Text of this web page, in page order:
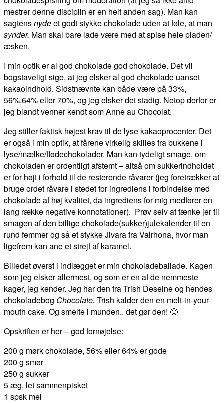
mestrer denne disciplin er en helt anden sag). Man kan
sagtensnydeet godt stykke chokolade uden at føle, at man
synder. Man skal bare lade være med at spise hele pladen/
æsken.
I min optik er al god chokolade god chokolade. Det vil
bogstaveligt sige, at jeg elsker al god chokolade uanset
kakaoindhold. Sidstnævnte kan både være på 33%,
56%,64% eller 70%, og jeg elsker det stadig. Netop derfor er
jeg blandt venner kendt som Anne au Chocolat.
Jeg stiller faktisk højest krav til de lyse kakaoprocenter. Det
er også i min optik, at fårene virkelig skilles fra bukkene i
lyse/mælke/flødechokolader. Man kan tydeligt smage, om
chokoladen er ordentligt afstemt – altså om sukkerindholdet
er for højt i forhold til de resterende råvarer (jeg foretrækker at
bruge ordet råvare i stedet for ingrediens i forbindelse med
chokolade af høj kvalitet, da ingrediens for mig medfører en
lang række negative konnotationer). Prøv selv at tænke jer til
smagen af den billige chokolade(sukker)julekalender til en
rund femmer og så et stykke Jivara fra Valrhona, hvor man
ligefrem kan ane et strejf af karamel.
Billedet øverst i indlægget er min chokoladeballade. Kagen
som jeg elsker allermest, og som er en af de nemmeste
kager, jeg kender. Jeg har den fra Trish Deseine og hendes
chokoladebog Chocolate. Trish kalder den en melt-in-your-
mouth cake. Og smelte i munden.. det gør den! 🙂
Opskriften er her – god fornøjelse:
200 g mørk chokolade, 56% eller 64% er gode
200 g smør
250 g sukker
5 æg, let sammenpisket
1 spsk mel